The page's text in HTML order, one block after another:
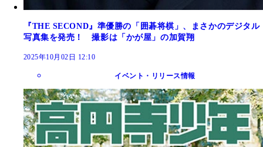
『THE SECOND』準優勝の「囲碁将棋」、まさかのデジタル
写真集を発売！ 撮影は「かが屋」の加賀翔
2025年10月02日 12:10
イベント・リリース情報